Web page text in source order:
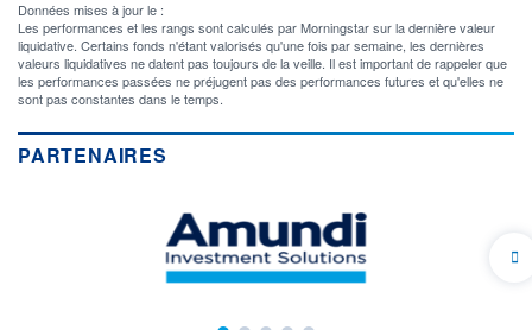
Données mises à jour le :
Les performances et les rangs sont calculés par Morningstar sur la dernière valeur
liquidative. Certains fonds n'étant valorisés qu'une fois par semaine, les dernières
valeurs liquidatives ne datent pas toujours de la veille. Il est important de rappeler que
les performances passées ne préjugent pas des performances futures et qu'elles ne
sont pas constantes dans le temps.
PARTENAIRES